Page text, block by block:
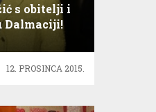
s obitelji i
Dalmaciji!
12. PROSINCA 2015.